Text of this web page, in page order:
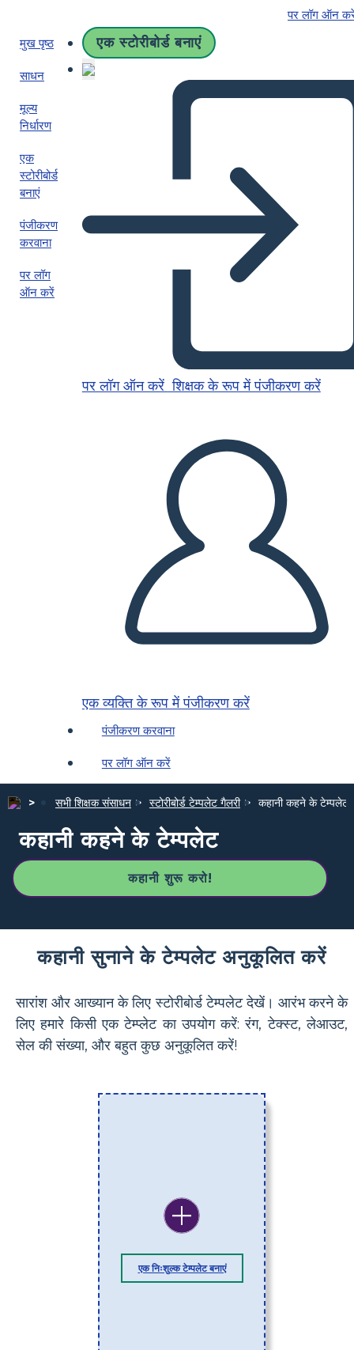
पर लॉग ऑन
मुख पृष्ठ
साधन
मूल्य
निर्धारण
एक
स्टोरीबोर्ड
बनाएं
पंजीकरण
करवाना
पर लॉग
ऑन करें
एक स्टोरीबोर्ड बनाएं
पर लॉग ऑन करें शिक्षक के रूप में पंजीकरण करें
एक व्यक्ति के रूप में पंजीकरण करें
पंजीकरण करवाना
पर लॉग ऑन करें
सभी शिक्षक संसाधन स्टोरीबोर्ड टेम्पलेट गैलरी कहानी कहने के टेम्पलेट
कहानी कहने के टेम्पलेट
कहानी शुरू करो!
कहानी सुनाने के टेम्पलेट अनुकूलित करें
सारांश और आख्यान के लिए स्टोरीबोर्ड टेम्पलेट देखें। आरंभ करने के
लिए हमारे किसी एक टेम्प्लेट का उपयोग करें: रंग, टेक्स्ट, लेआउट,
सेल की संख्या, और बहुत कुछ अनुकूलित करें!
एक निःशुल्क टेम्पलेट बनाएं